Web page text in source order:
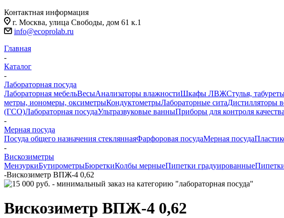
Контактная информация
г. Москва, улица Свободы, дом 61 к.1
info@ecoprolab.ru
Главная
-
Каталог
-
Лабораторная посуда
Лабораторная мебельВесыАнализаторы влажностиШкафы ЛВЖСтулья,
метры, иономеры, оксиметрыКондуктометрыЛабораторные ситаДистилляторы
(ГСО)Лабораторная посудаУльтразвуковые ванныПриборы для контроля
-
Мерная посуда
Посуда общего назначения стекляннаяФарфоровая посудаМерная посуда
-
Вискозиметры
МензуркиБутирометрыБюреткиКолбы мерныеПипетки градуированные
-Вискозиметр ВПЖ-4 0,62
Вискозиметр ВПЖ-4 0,62